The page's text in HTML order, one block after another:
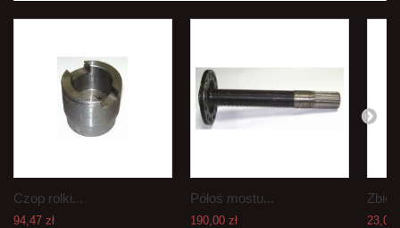
Czop rolki...
94,47 zł
Półoś mostu...
190,00 zł 23,00